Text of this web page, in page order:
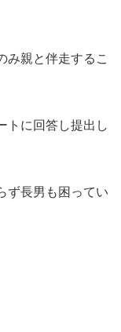
み親と伴走するこ
トに回答し提出し
ず長男も困ってい